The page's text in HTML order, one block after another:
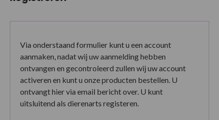
Via onderstaand formulier kunt u een account
aanmaken, nadat wij uw aanmelding hebben
ontvangen en gecontroleerd zullen wij uw account
activeren en kunt u onze producten bestellen. U
ontvangt hier via email bericht over. U kunt
uitsluitend als dierenarts registeren.